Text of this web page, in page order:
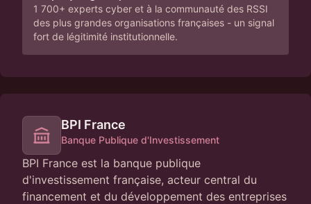
1 700+ experts cyber et à la communauté des RSSI
des plus grandes organisations françaises - un signal
fort de légitimité institutionnelle.
BPI France
Banque Publique d'Investissement
BPI France est la banque publique
d'investissement française, acteur central du
financement et du développement des entreprises